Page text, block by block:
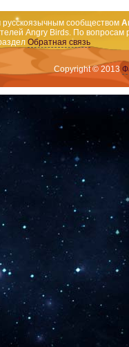
сообществом
Angry Birds. По вопросам
Обратная связь
Copyright © 2013